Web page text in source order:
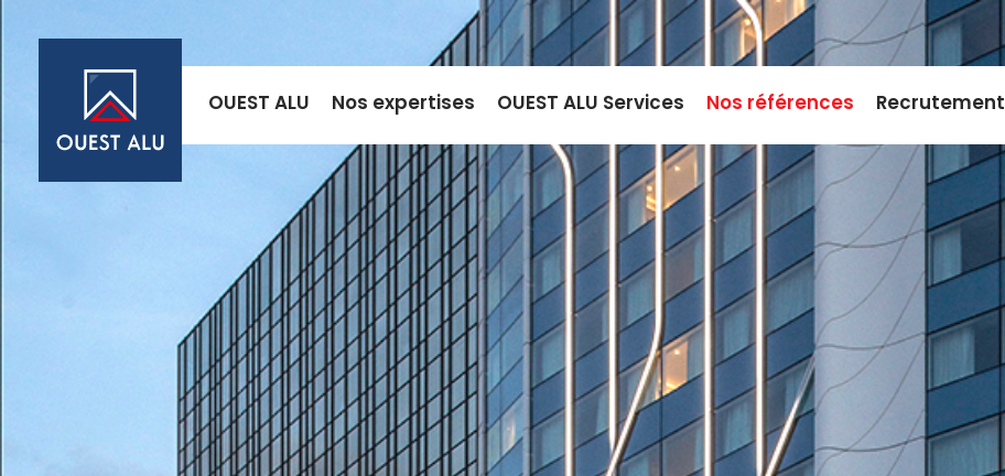
OUEST ALU Nos expertises OUEST ALU Services Nos références Recrutement